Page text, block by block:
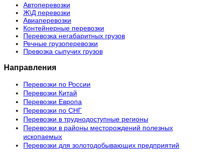
Автоперевозки
Ж\Д перевозки
Авиаперевозки
Контейнерные перевозки
Перевозка негабаритных грузов
Речные грузоперевозки
Превозка сыпучих грузов
Направления
Перевозки по России
Перевозки Китай
Перевозки Европа
Перевозки по СНГ
Перевозки в труднодоступные регионы
Перевозки в районы месторождений полезных
ископаемых
Перевозки для золотодобывающих предприятий